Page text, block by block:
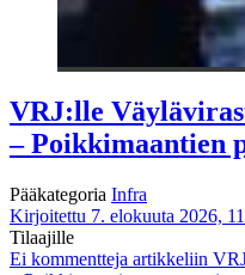
VRJ:lle
– Poikkimaantien
Pääkategoria Infra
Kirjoitettu 7. elokuuta 2026,
Tilaajille
Ei kommentteja artikkeliin